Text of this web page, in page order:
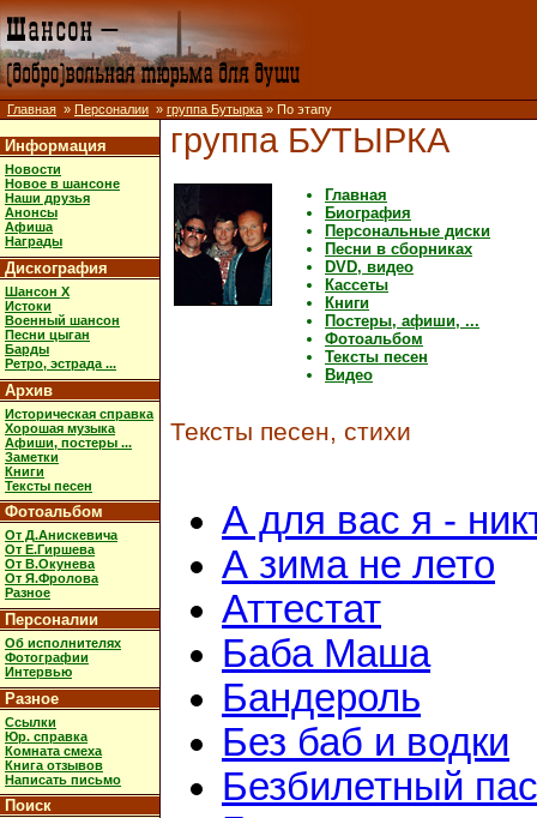
Главная » Персоналии » группа Бутырка » По этапу
Информация
Новости
Новое в шансоне
Наши друзья
Анонсы
Афиша
Награды
Дискография
Шансон X
Истоки
Военный шансон
Песни цыган
Барды
Ретро, эстрада ...
Архив
Историческая справка
Хорошая музыка
Афиши, постеры ...
Заметки
Книги
Тексты песен
Фотоальбом
От Д.Анискевича
От Е.Гиршева
От В.Окунева
От Я.Фролова
Разное
Персоналии
Об исполнителях
Фотографии
Интервью
Разное
Ссылки
Юр. справка
Комната смеха
Книга отзывов
Написать письмо
Поиск
группа БУТЫРКА
Главная
Биография
Персональные диски
Песни в сборниках
DVD, видео
Кассеты
Книги
Постеры, афиши, ...
Фотоальбом
Тексты песен
Видео
Тексты песен, стихи
А для вас я -
А зима не лето
Аттестат
Баба Маша
Бандероль
Без баб и водки
Безбилетный